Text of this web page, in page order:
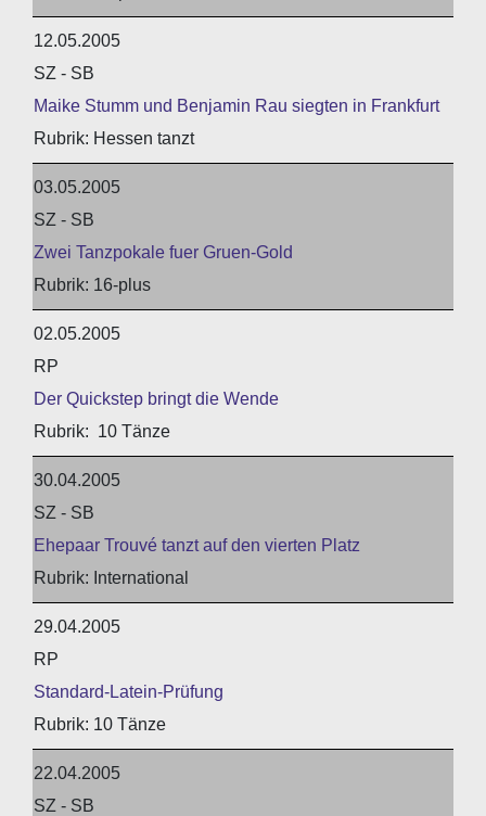
12.05.2005
SZ - SB
Maike Stumm und Benjamin Rau siegten in Frankfurt
Hessen tanzt
03.05.2005
SZ - SB
Zwei Tanzpokale fuer Gruen-Gold
16-plus
02.05.2005
RP
Der Quickstep bringt die Wende
10 Tänze
30.04.2005
SZ - SB
Ehepaar Trouvé tanzt auf den vierten Platz
International
29.04.2005
RP
Standard-Latein-Prüfung
10 Tänze
22.04.2005
SZ - SB